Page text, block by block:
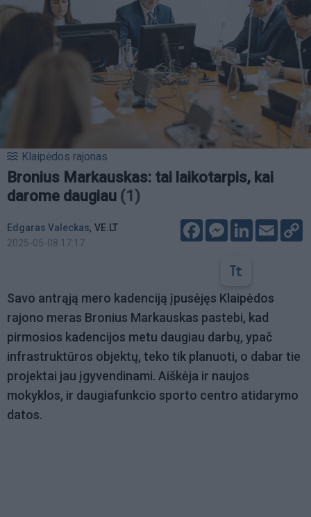
Klaipėdos rajonas
Bronius Markauskas: tai laikotarpis, kai
darome daugiau (1)
Edgaras Valeckas, VE.LT
2025-05-08 17:17
FacebookMessenger
LinkedIn
Email
Savo antrąją mero kadenciją įpusėjęs Klaipėdos
rajono meras Bronius Markauskas pastebi, kad
pirmosios kadencijos metu daugiau darbų, ypač
infrastruktūros objektų, teko tik planuoti, o dabar tie
projektai jau įgyvendinami. Aiškėja ir naujos
mokyklos, ir daugiafunkcio sporto centro atidarymo
datos.